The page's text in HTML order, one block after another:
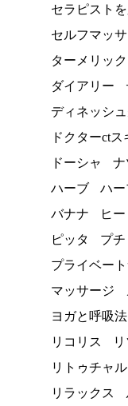
セラピスト
セルフマッ
ターメリック
ダイアリー
ディネッシ
ドクターctス
ドーシャ
ナ
ハーブ
ハー
バナナ
ヒ
ピッタ
プチ
プライベー
マッサージ
ヨガと呼吸法
リコリス
リトゥチャ
リラックス